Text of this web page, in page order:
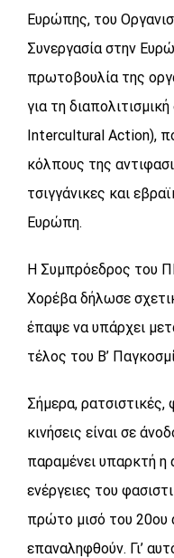
Ευρώπης, του
Συνεργασία στην
πρωτοβουλία της
για τη
Intercultural Action),
κόλπους της
τσιγγάνικες και
Ευρώπη.
Η Συμπρόεδρος του
Χορέβα δήλωσε
έπαψε να υπάρχει
τέλος του Β’
Σήμερα, ρατσιστικές,
κινήσεις είναι σε
παραμένει υπαρκτή η
ενέργειες του
πρώτο μισό του 20ου
επαναληφθούν. Γι’